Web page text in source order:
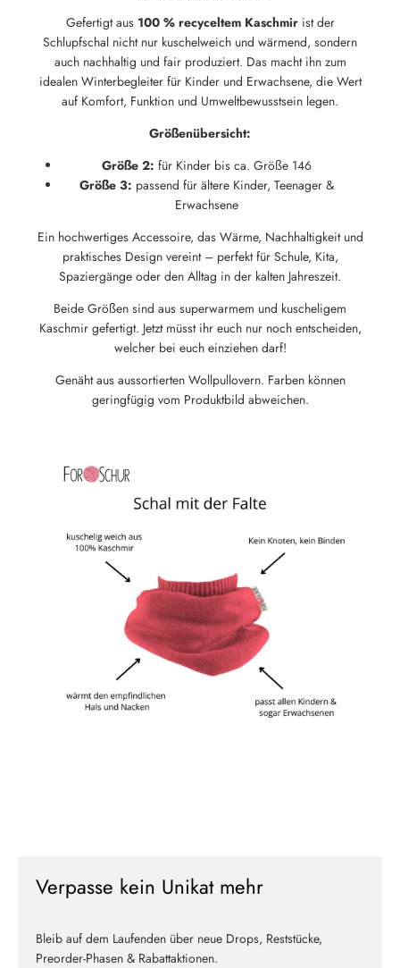
Gefertigt aus 100 % recyceltem Kaschmirist der
Schlupfschal nicht nur kuschelweich und wärmend, sondern
auch nachhaltig und fair produziert. Das macht ihn zum
idealen Winterbegleiter für Kinder und Erwachsene, die Wert
auf Komfort, Funktion und Umweltbewusstsein legen.
Größenübersicht:
Größe 2: für Kinder bis ca. Größe 146
Größe 3: passend für ältere Kinder, Teenager &
Erwachsene
Ein hochwertiges Accessoire, das Wärme, Nachhaltigkeit und
praktisches Design vereint – perfekt für Schule, Kita,
Spaziergänge oder den Alltag in der kalten Jahreszeit.
Beide Größen sind aus superwarmem und kuscheligem
Kaschmir gefertigt. Jetzt müsst ihr euch nur noch entscheiden,
welcher bei euch einziehen darf!
Genäht aus aussortierten Wollpullovern. Farben können
geringfügig vom Produktbild abweichen.
Verpasse kein Unikat mehr
Bleib auf dem Laufenden über neue Drops, Reststücke,
Preorder-Phasen & Rabattaktionen.